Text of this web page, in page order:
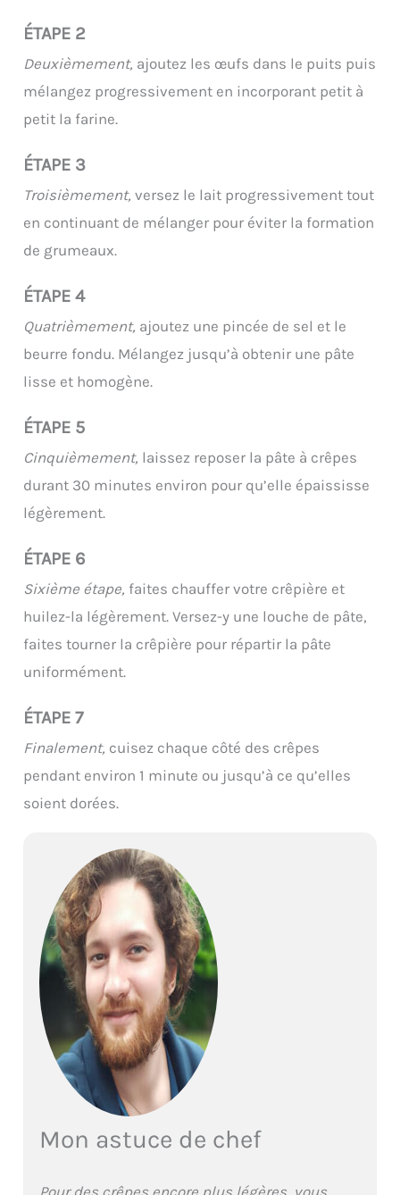
ÉTAPE 2
Deuxièmement, ajoutez les œufs dans le puits puis
mélangez progressivement en incorporant petit à
petit la farine.
ÉTAPE 3
Troisièmement, versez le lait progressivement tout
en continuant de mélanger pour éviter la formation
de grumeaux.
ÉTAPE 4
Quatrièmement, ajoutez une pincée de sel et le
beurre fondu. Mélangez jusqu’à obtenir une pâte
lisse et homogène.
ÉTAPE 5
Cinquièmement, laissez reposer la pâte à crêpes
durant 30 minutes environ pour qu’elle épaississe
légèrement.
ÉTAPE 6
Sixième étape, faites chauffer votre crêpière et
huilez-la légèrement. Versez-y une louche de pâte,
faites tourner la crêpière pour répartir la pâte
uniformément.
ÉTAPE 7
Finalement, cuisez chaque côté des crêpes
pendant environ 1 minute ou jusqu’à ce qu’elles
soient dorées.
Mon astuce de chef